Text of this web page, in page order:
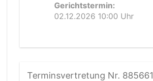
Gerichtstermin:
02.12.2026 10:00 Uhr
Terminsvertretung Nr. 885661